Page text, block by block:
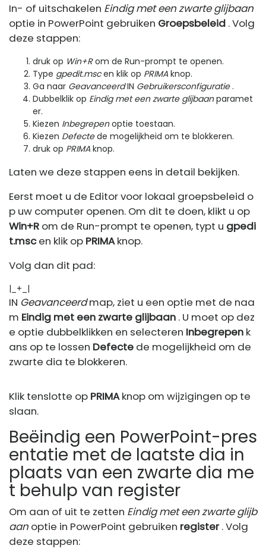
In- of uitschakelen Eindig met een zwarte glijbaan
optie in PowerPoint gebruiken Groepsbeleid . Volg
deze stappen:
druk op Win+Rom de Run-prompt te openen.
Type gpedit.mscen klik op PRIMA knop.
Ga naar GeavanceerdIN Gebruikersconfiguratie.
Dubbelklik op Eindig met een zwarte glijbaanparamet
er.
Kiezen Inbegrepenoptie toestaan.
Kiezen Defectede mogelijkheid om te blokkeren.
druk op PRIMA knop.
Laten we deze stappen eens in detail bekijken.
Eerst moet u de Editor voor lokaal groepsbeleid o
p uw computer openen. Om dit te doen, klikt u op
Win+R om de Run-prompt te openen, typt u gpedi
t.mscen klik op PRIMAknop.
Volg dan dit pad:
|_+_|
IN Geavanceerdmap, ziet u een optie met de naa
m Eindig met een zwarte glijbaan . U moet op dez
e optie dubbelklikken en selecteren Inbegrepen k
ans op te lossen Defecte de mogelijkheid om de
zwarte dia te blokkeren.
Klik tenslotte op PRIMAknop om wijzigingen op te
slaan.
Beëindig een PowerPoint-pres
entatie met de laatste dia in
plaats van een zwarte dia me
t behulp van register
Om aan of uit te zetten Eindig met een zwarte glijb
aan optie in PowerPoint gebruiken register. Volg
deze stappen: